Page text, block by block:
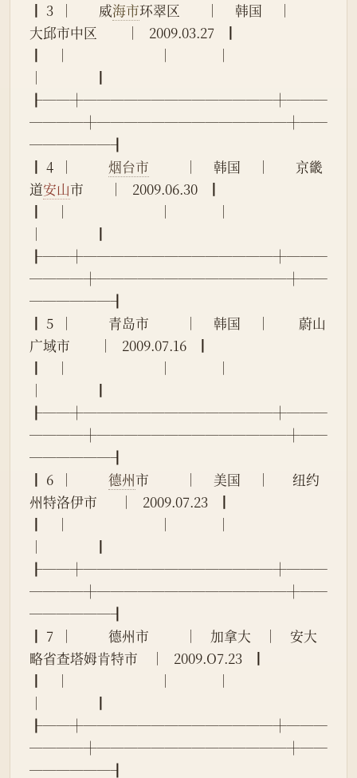
┃ 3  │        威海市环翠区        │     韩国     │
大邱市中区         │   2009.03.27   ┃
┃    │                            │              │
│                ┃
┠──┼──────────────┼───
────┼──────────────┼──
──────┨
┃ 4  │ 烟台市
           │     韩国     │        京畿
道安山市        │   2009.06.30   ┃
┃    │                            │              │
│                ┃
┠──┼──────────────┼───
────┼──────────────┼──
──────┨
┃ 5  │           青岛市           │     韩国     │         蔚山
广域市         │   2009.07.16   ┃
┃    │                            │              │
│                ┃
┠──┼──────────────┼───
────┼──────────────┼──
──────┨
┃ 6  │ 德州市           │     美国     │       纽约
州特洛伊市       │   2009.07.23   ┃
┃    │                            │              │
│                ┃
┠──┼──────────────┼───
────┼──────────────┼──
──────┨
┃ 7  │           德州市           │    加拿大    │    安大
略省查塔姆肯特市    │   2009.O7.23   ┃
┃    │                            │              │
│                ┃
┠──┼──────────────┼───
────┼──────────────┼──
──────┨